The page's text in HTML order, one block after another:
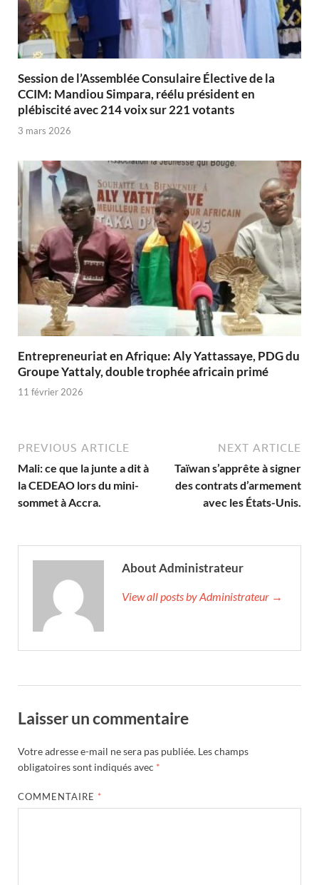
Session de l’Assemblée Consulaire Élective de la
CCIM: Mandiou Simpara, réélu président en
plébiscité avec 214 voix sur 221 votants
3 mars 2026
Entrepreneuriat en Afrique: Aly Yattassaye, PDG du
Groupe Yattaly, double trophée africain primé
11 février 2026
PREVIOUS ARTICLE
Mali: ce que la junte a dit à
la CEDEAO lors du mini-
sommet à Accra.
NEXT ARTICLE
Taïwan s’apprête à signer
des contrats d’armement
avec les États-Unis.
About Administrateur
View all posts by Administrateur →
Laisser un commentaire
Votre adresse e-mail ne sera pas publiée. Les champs
obligatoires sont indiqués avec *
COMMENTAIRE *